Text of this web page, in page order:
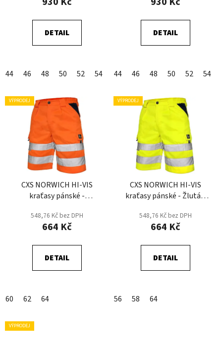
DETAIL
44 46 48 50 52 54 56 58 60 62 64 66
DETAIL
44 46 48 50 52 54
VÝPRODEJ
CXS NORWICH HI-VIS
kraťasy pánské -
548,76 Kč bez DPH
664 Kč
DETAIL
60 62 64
VÝPRODEJ
CXS NORWICH HI-VIS
kraťasy pánské - Žlutá -
548,76 Kč bez DPH
664 Kč
DETAIL
56 58 64
VÝPRODEJ